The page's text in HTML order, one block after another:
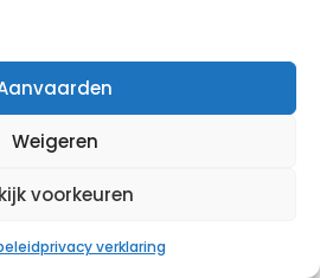
Weigeren
voorkeuren
privacy verklaring